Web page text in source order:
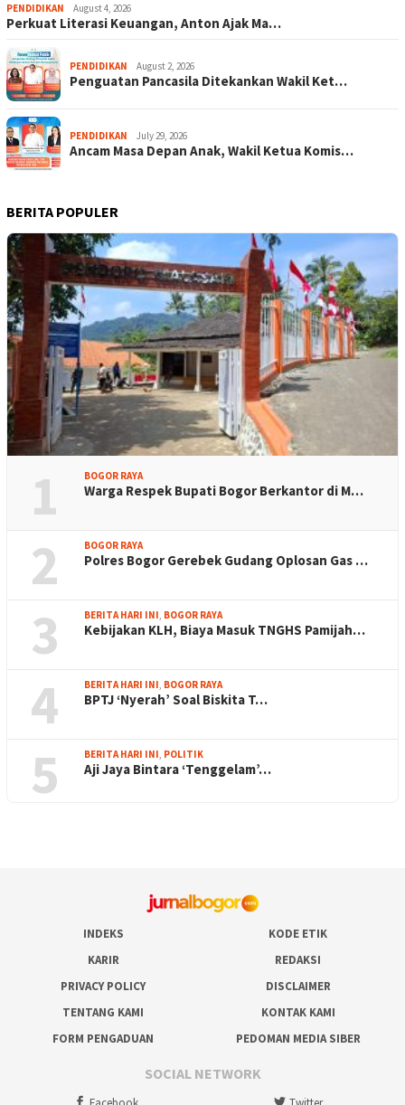
PENDIDIKAN August 4, 2026
Perkuat Literasi Keuangan, Anton Ajak Ma…
PENDIDIKAN August 2, 2026
Penguatan Pancasila Ditekankan Wakil Ket…
PENDIDIKAN July 29, 2026
Ancam Masa Depan Anak, Wakil Ketua Komis…
BERITA POPULER
1 BOGOR RAYA
Warga Respek Bupati Bogor Berkantor di M…
2 BOGOR RAYA
Polres Bogor Gerebek Gudang Oplosan Gas …
3 BERITA HARI INI BOGOR RAYA
Kebijakan KLH, Biaya Masuk TNGHS Pamijah…
4 BERITA HARI INI BOGOR RAYA
BPTJ ‘Nyerah’ Soal Biskita T…
5 BERITA HARI INI POLITIK
Aji Jaya Bintara ‘Tenggelam’…
INDEKS
KODE ETIK
KARIR
REDAKSI
PRIVACY POLICY
DISCLAIMER
TENTANG KAMI
KONTAK KAMI
FORM PENGADUAN
PEDOMAN MEDIA SIBER
SOCIAL NETWORK